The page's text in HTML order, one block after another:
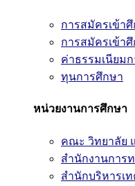
การสมัครเข้
การสมัครเข้า
ค่าธรรมเนียม
ทุนการศึกษา
หน่วยงานการศึกษา
คณะ วิทยาลัย
สำนักงานการ
สำนักบริหารเ